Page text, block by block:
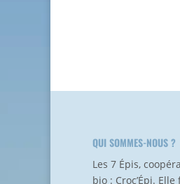
QUI SOMMES-NOUS ?
Les 7 Épis,
bio : Croc’Épi.